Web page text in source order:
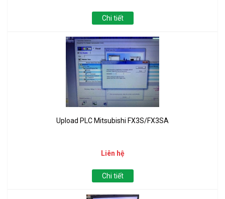
Chi tiết
Upload PLC Mitsubishi FX3S/FX3SA
Liên hệ
Chi tiết